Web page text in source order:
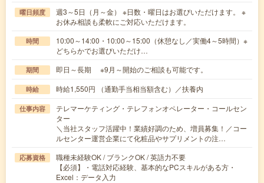
曜日頻度
週3～5日（月～金） ※日数・曜日はお選びいただけます。 ※
お休み相談も柔軟にご対応いただけます。
時間
10:00～14:00・10:00～15:00（休憩なし／実働4～5時間）※
どちらかでお選びいただけ…
期間 即日～長期 ※9月～開始のご相談も可能です。
時給 時給1,550円 （通勤手当相当額含む）／扶養内
仕事内容
テレマーケティング・テレフォンオペレーター・コールセン
ター
＼当社スタッフ活躍中！業績好調のため、増員募集！／コー
ルセンター運営企業にて化粧品やサプリメントの注…
応募資格
職種未経験OK / ブランクOK / 英語力不要
【必須】・電話対応経験、基本的なPCスキルがある方・
Excel：データ入力